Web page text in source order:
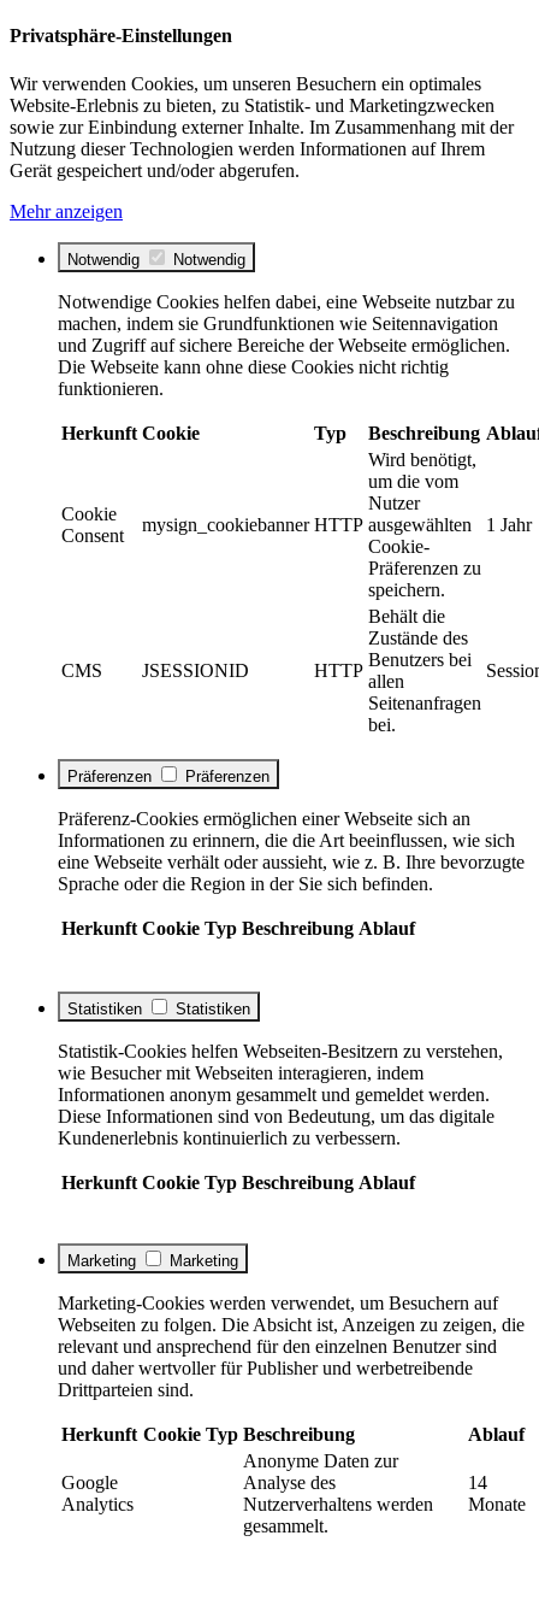
Privatsphäre-Einstellungen
Wir verwenden Cookies, um unseren Besuchern ein optimales
Website-Erlebnis zu bieten, zu Statistik- und Marketingzwecken
sowie zur Einbindung externer Inhalte. Im Zusammenhang mit der
Nutzung dieser Technologien werden Informationen auf Ihrem
Gerät gespeichert und/oder abgerufen.
Mehr anzeigen
Notwendig Notwendig
Notwendige Cookies helfen dabei, eine Webseite nutzbar zu
machen, indem sie Grundfunktionen wie Seitennavigation
und Zugriff auf sichere Bereiche der Webseite ermöglichen.
Die Webseite kann ohne diese Cookies nicht richtig
funktionieren.
Herkunft Cookie Typ Beschreibung
Cookie
Consent
mysign_cookiebanner HTTP
Wird benötigt,
um die vom
Nutzer
ausgewählten
Cookie-
Präferenzen zu
speichern.
1 Jahr
CMS JSESSIONID HTTP
Behält die
Zustände des
Benutzers bei
allen
Seitenanfragen
bei.
Präferenzen Präferenzen
Präferenz-Cookies ermöglichen einer Webseite sich an
Informationen zu erinnern, die die Art beeinflussen, wie sich
eine Webseite verhält oder aussieht, wie z. B. Ihre bevorzugte
Sprache oder die Region in der Sie sich befinden.
Herkunft Cookie Typ Beschreibung Ablauf
Statistiken Statistiken
Statistik-Cookies helfen Webseiten-Besitzern zu verstehen,
wie Besucher mit Webseiten interagieren, indem
Informationen anonym gesammelt und gemeldet werden.
Diese Informationen sind von Bedeutung, um das digitale
Kundenerlebnis kontinuierlich zu verbessern.
Herkunft Cookie Typ Beschreibung Ablauf
Marketing Marketing
Marketing-Cookies werden verwendet, um Besuchern auf
Webseiten zu folgen. Die Absicht ist, Anzeigen zu zeigen, die
relevant und ansprechend für den einzelnen Benutzer sind
und daher wertvoller für Publisher und werbetreibende
Drittparteien sind.
Herkunft Cookie Typ Beschreibung Ablauf
Google
Analytics
Anonyme Daten zur
Analyse des
Nutzerverhaltens werden
gesammelt.
14
Monate